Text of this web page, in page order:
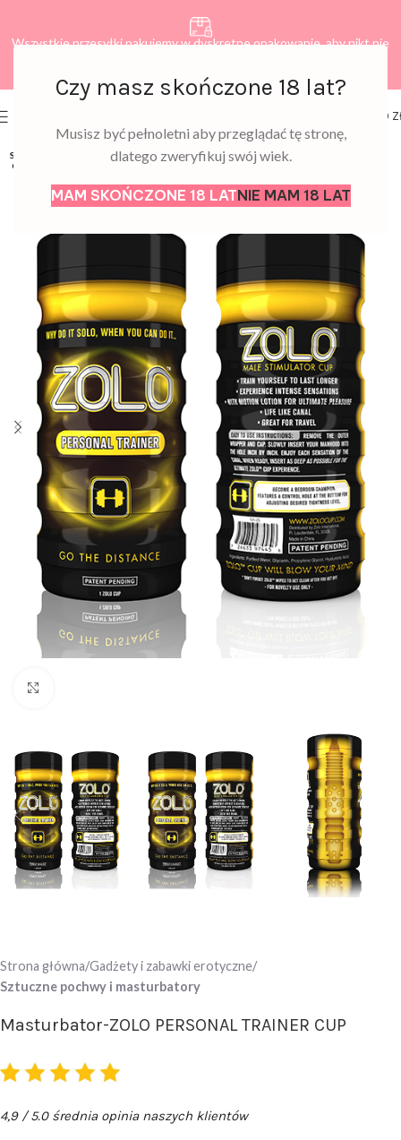
Czy masz skończone 18 lat?
Musisz być pełnoletni aby przeglądać tę stronę,
dlatego zweryfikuj swój wiek.
MAM SKOŃCZONE 18 LATNIE MAM 18 LAT
Wszystkie przesyłki pakujemy w dyskretne opakowanie, aby nikt nie
0,00
SOLD
OUT
Strona główna Gadżety i zabawki erotyczne
Sztuczne pochwy i masturbatory
Masturbator-ZOLO PERSONAL TRAINER CUP
4,9 / 5.0 średnia opinia naszych klientów